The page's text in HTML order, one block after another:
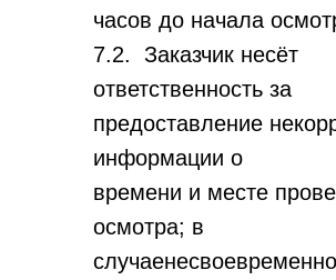
часов до начала
7.2. Заказчик несёт
ответственность за
предоставление
информации о
времени и месте
осмотра; в